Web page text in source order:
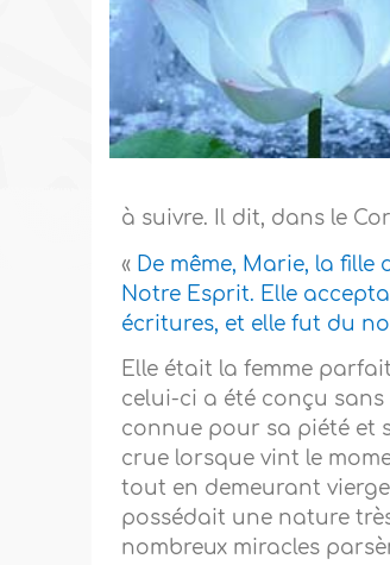
à suivre. Il dit, dans le
« De même, Marie, la fille
Notre Esprit. Elle
écritures, et elle fut du
Elle était la femme
celui-ci a été conçu sans
connue pour sa piété et
crue lorsque vint le
tout en demeurant
possédait une nature
nombreux miracles